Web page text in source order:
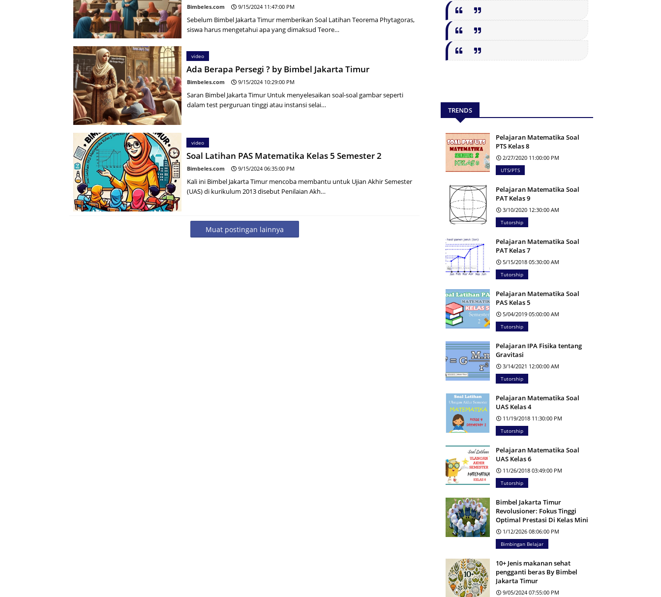
Bimbeles.com 9/15/2024 11:47:00 PM
Sebelum Bimbel Jakarta Timur memberikan Soal Latihan Teorema Phytagoras,
siswa harus mengetahui apa yang dimaksud Teore…
video
Ada Berapa Persegi ? by Bimbel Jakarta Timur
Bimbeles.com 9/15/2024 10:29:00 PM
Saran Bimbel Jakarta Timur Untuk menyelesaikan soal-soal gambar seperti
dalam test perguruan tinggi atau instansi selai…
video
Soal Latihan PAS Matematika Kelas 5 Semester 2
Bimbeles.com 9/15/2024 06:35:00 PM
Kali ini Bimbel Jakarta Timur mencoba membantu untuk Ujian Akhir Semester
(UAS) di kurikulum 2013 disebut Penilaian Akh…
Muat postingan lainnya
TRENDS
Pelajaran Matematika Soal
PTS Kelas 8
2/27/2020 11:00:00 PM
UTS/PTS
Pelajaran Matematika Soal
PAT Kelas 9
3/10/2020 12:30:00 AM
Tutorship
Pelajaran Matematika Soal
PAT Kelas 7
5/15/2018 05:30:00 AM
Tutorship
Pelajaran Matematika Soal
PAS Kelas 5
5/04/2019 05:00:00 AM
Tutorship
Pelajaran IPA Fisika tentang
Gravitasi
3/14/2021 12:00:00 AM
Tutorship
Pelajaran Matematika Soal
UAS Kelas 4
11/19/2018 11:30:00 PM
Tutorship
Pelajaran Matematika Soal
UAS Kelas 6
11/26/2018 03:49:00 PM
Tutorship
Bimbel Jakarta Timur
Revolusioner: Fokus Tinggi
Optimal Prestasi Di Kelas Mini
1/12/2026 08:06:00 PM
Bimbingan Belajar
10+ Jenis makanan sehat
pengganti beras By Bimbel
Jakarta Timur
9/05/2024 07:55:00 PM